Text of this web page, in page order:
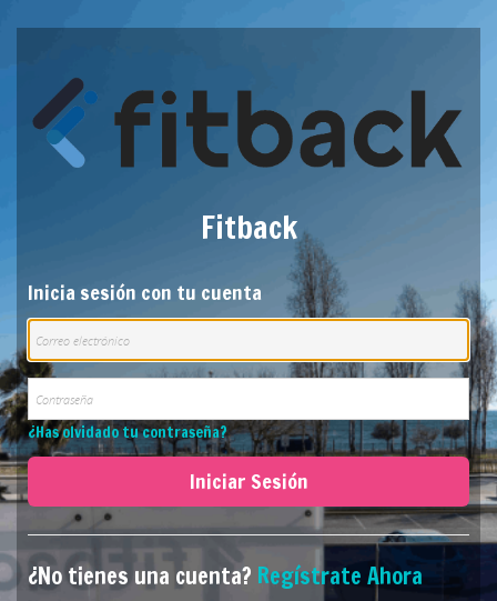
Fitback
Inicia sesión con tu cuenta
¿Has olvidado tu contraseña?
Iniciar Sesión
¿No tienes una cuenta? Regístrate Ahora